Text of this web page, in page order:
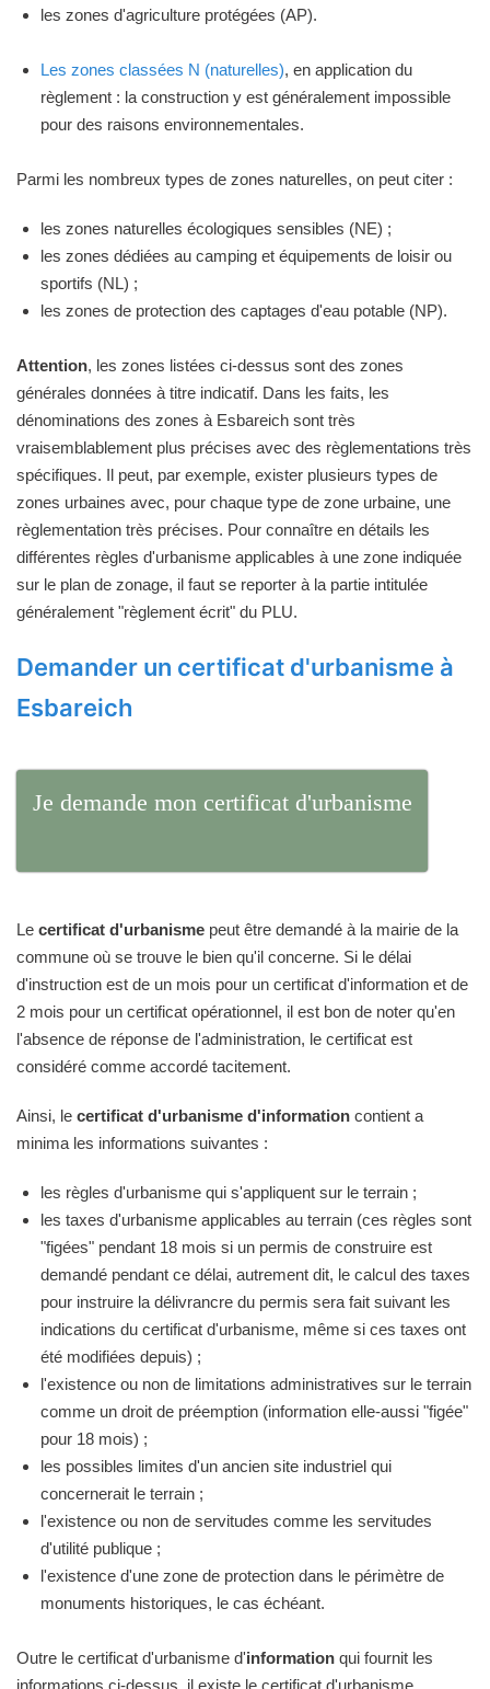
les zones d'agriculture protégées (AP).
Les zones classées N (naturelles), en application du
règlement : la construction y est généralement impossible
pour des raisons environnementales.
Parmi les nombreux types de zones naturelles, on peut citer :
les zones naturelles écologiques sensibles (NE) ;
les zones dédiées au camping et équipements de loisir ou
sportifs (NL) ;
les zones de protection des captages d'eau potable (NP).
Attention, les zones listées ci-dessus sont des zones
générales données à titre indicatif. Dans les faits, les
dénominations des zones à Esbareich sont très
vraisemblablement plus précises avec des règlementations très
spécifiques. Il peut, par exemple, exister plusieurs types de
zones urbaines avec, pour chaque type de zone urbaine, une
règlementation très précises. Pour connaître en détails les
différentes règles d'urbanisme applicables à une zone indiquée
sur le plan de zonage, il faut se reporter à la partie intitulée
généralement "règlement écrit" du PLU.
Demander un certificat d'urbanisme à
Esbareich
Je demande mon certificat d'urbanisme
Le certificat d'urbanisme peut être demandé à la mairie de la
commune où se trouve le bien qu'il concerne. Si le délai
d'instruction est de un mois pour un certificat d'information et de
2 mois pour un certificat opérationnel, il est bon de noter qu'en
l'absence de réponse de l'administration, le certificat est
considéré comme accordé tacitement.
Ainsi, le certificat d'urbanisme d'information contient a
minima les informations suivantes :
les règles d'urbanisme qui s'appliquent sur le terrain ;
les taxes d'urbanisme applicables au terrain (ces règles sont
"figées" pendant 18 mois si un permis de construire est
demandé pendant ce délai, autrement dit, le calcul des taxes
pour instruire la délivrancre du permis sera fait suivant les
indications du certificat d'urbanisme, même si ces taxes ont
été modifiées depuis) ;
l'existence ou non de limitations administratives sur le terrain
comme un droit de préemption (information elle-aussi "figée"
pour 18 mois) ;
les possibles limites d'un ancien site industriel qui
concernerait le terrain ;
l'existence ou non de servitudes comme les servitudes
d'utilité publique ;
l'existence d'une zone de protection dans le périmètre de
monuments historiques, le cas échéant.
Outre le certificat d'urbanisme d'information qui fournit les
informations ci-dessus, il existe le certificat d'urbanisme